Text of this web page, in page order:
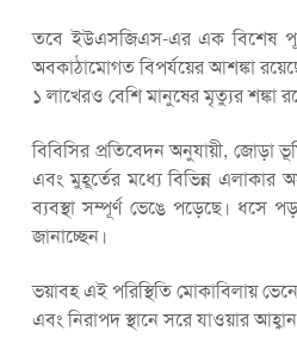
তবে ইউএসজিএস-এর এক বিশেষ
অবকাঠামোগত বিপর্যয়ের আশঙ্কা
১ লাখেরও বেশি মানুষের মৃত্যুর শঙ্কা
বিবিসির প্রতিবেদন অনুযায়ী, জোড়া
এবং মুহূর্তের মধ্যে বিভিন্ন
ব্যবস্থা সম্পূর্ণ ভেঙে পড়েছে।
জানাচ্ছেন।
ভয়াবহ এই পরিস্থিতি মোকাবিলায়
এবং নিরাপদ স্থানে সরে যাওয়ার